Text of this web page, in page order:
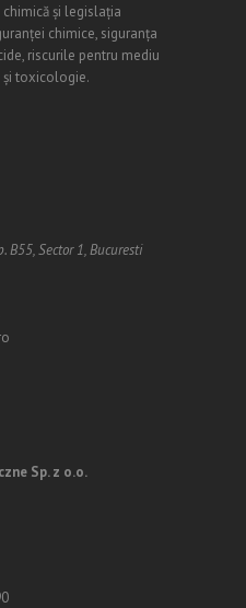
și legislația
chimice, siguranța
riscurile pentru mediu
și toxicologie.
B55, Sector 1, Bucuresti
Sp. z o.o.